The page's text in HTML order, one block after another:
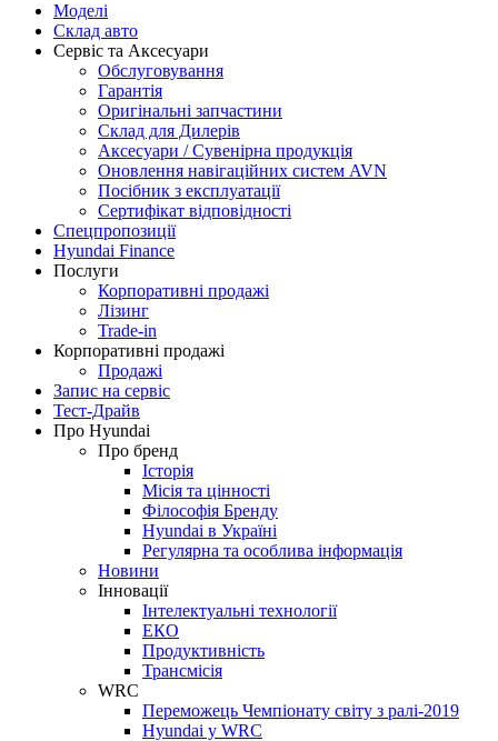
Моделі
Склад авто
Сервіс та Аксесуари
Обслуговування
Гарантія
Оригінальні запчастини
Склад для Дилерів
Аксесуари / Сувенірна продукція
Оновлення навігаційних систем AVN
Посібник з експлуатації
Сертифікат відповідності
Спецпропозиції
Hyundai Finance
Послуги
Корпоративні продажі
Лізинг
Trade-in
Корпоративні продажі
Продажі
Запис на сервіс
Тест-Драйв
Про Hyundai
Про бренд
Історія
Місія та цінності
Філософія Бренду
Hyundai в Україні
Регулярна та особлива інформація
Новини
Інновації
Інтелектуальні технології
ЕКО
Продуктивність
Трансмісія
WRC
Переможець Чемпіонату світу з ралі-2019
Hyundai у WRC